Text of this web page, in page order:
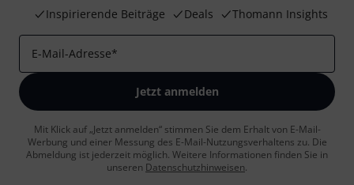
Inspirierende Beiträge
Deals Thomann Insights
E-Mail-Adresse*
Jetzt anmelden
Mit Klick auf „Jetzt anmelden“ stimmen Sie dem Erhalt von E-Mail-
Werbung und einer Messung des E-Mail-Nutzungsverhaltens zu. Die
Abmeldung ist jederzeit möglich. Weitere Informationen finden Sie in
unseren Datenschutzhinweisen.